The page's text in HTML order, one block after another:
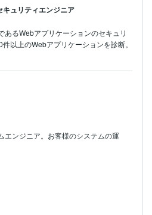
キュリティエンジニア
あるWebアプリケーションのセキュリ
以上のWebアプリケーションを診断。
エンジニア。お客様のシステムの運